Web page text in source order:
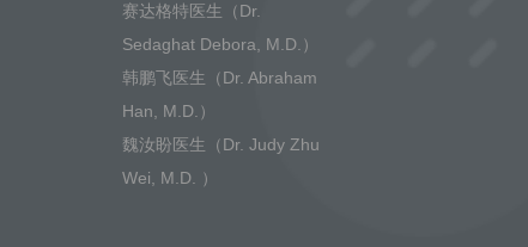
赛达格特医生（Dr.
Sedaghat Debora, M.D.）
韩鹏飞医生（Dr. Abraham
Han, M.D.）
魏汝盼医生（Dr. Judy Zhu
Wei, M.D. ）